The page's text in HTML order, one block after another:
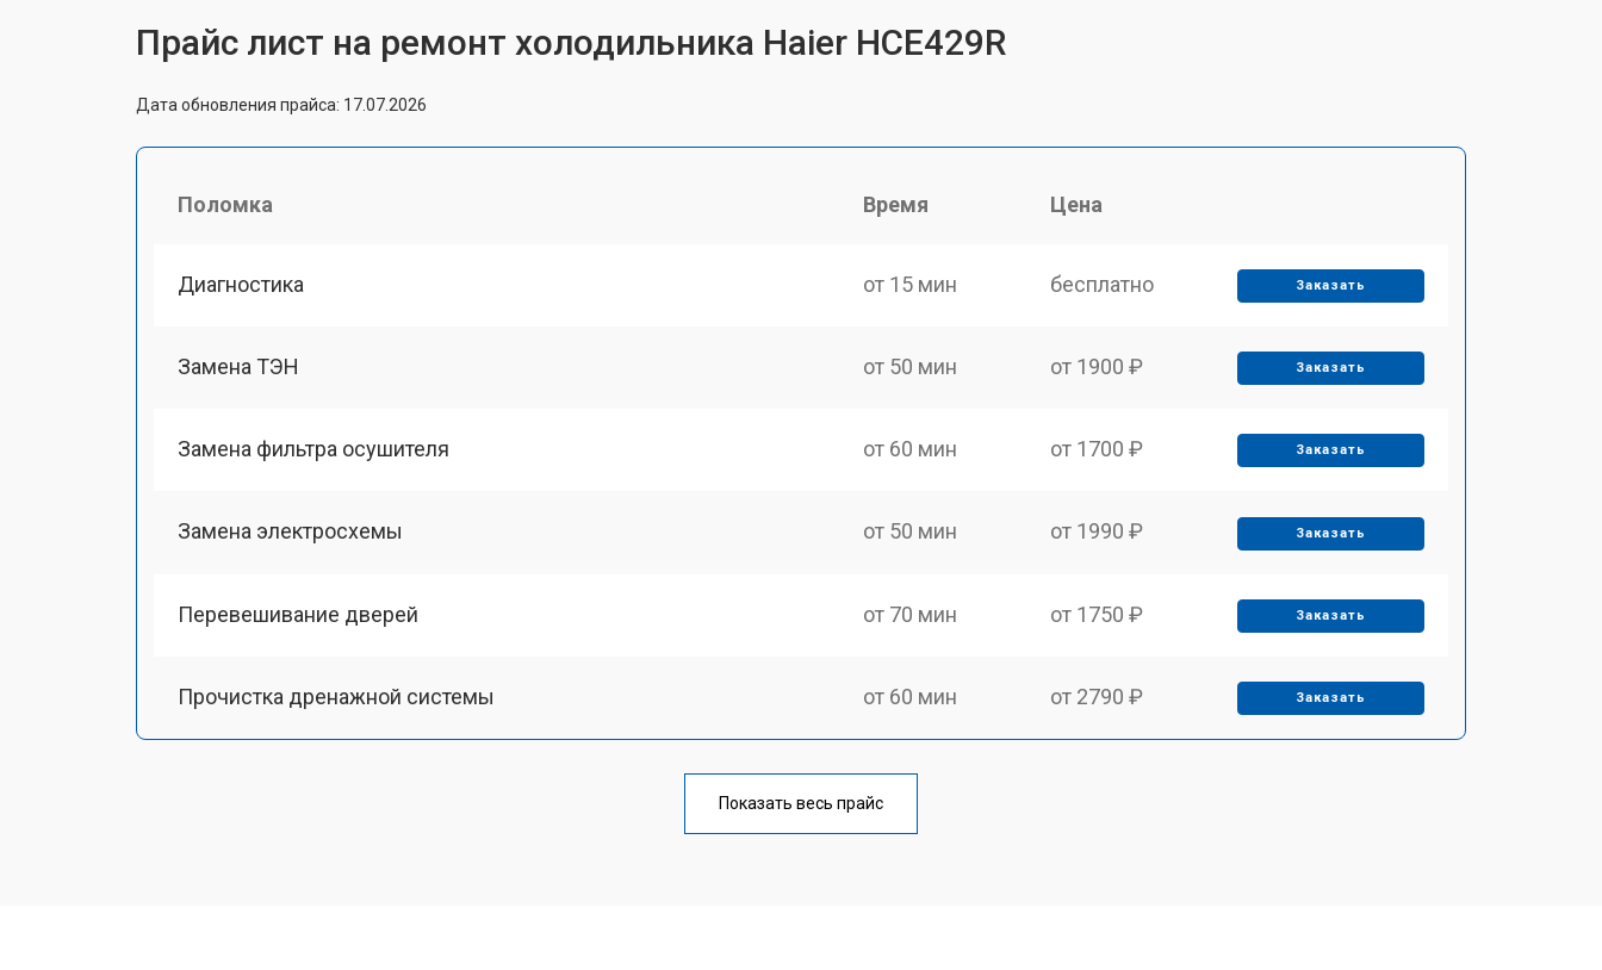
Прайс лист на ремонт холодильника Haier HCE429R
Дата обновления прайса: 17.07.2026
Поломка Время Цена
Диагностика от 15 мин бесплатно Заказать
Замена ТЭН от 50 мин от 1900 ₽ Заказать
Замена фильтра осушителя от 60 мин от 1700 ₽ Заказать
Замена электросхемы от 50 мин от 1990 ₽ Заказать
Перевешивание дверей от 70 мин от 1750 ₽ Заказать
Прочистка дренажной системы от 60 мин от 2790 ₽ Заказать
от 60 мин
Показать весь прайс